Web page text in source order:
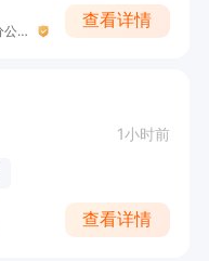
中铁诺德生活服务有限公司天津分公司
查看详情
1小时前
查看详情